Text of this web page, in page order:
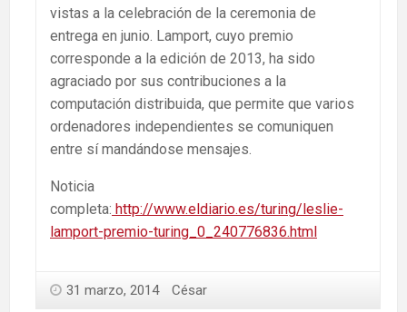
vistas a la celebración de la ceremonia de
entrega en junio. Lamport, cuyo premio
corresponde a la edición de 2013, ha sido
agraciado por sus contribuciones a la
computación distribuida, que permite que varios
ordenadores independientes se comuniquen
entre sí mandándose mensajes.
Noticia
completa: http://www.eldiario.es/turing/leslie-
lamport-premio-turing_0_240776836.html
31 marzo, 2014 César